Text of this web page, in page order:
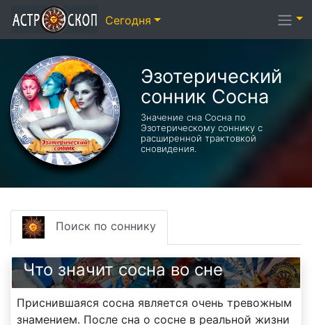
Эзотерический
cонник Сосна
Значение сна Сосна по
Эзотерическому соннику с
расширенной трактовкой
сновидения.
Поиск по соннику
Что значит сосна во сне
Приснившаяся сосна является очень тревожным
знамением. После сна о сосне в реальной жизни
Сегодня